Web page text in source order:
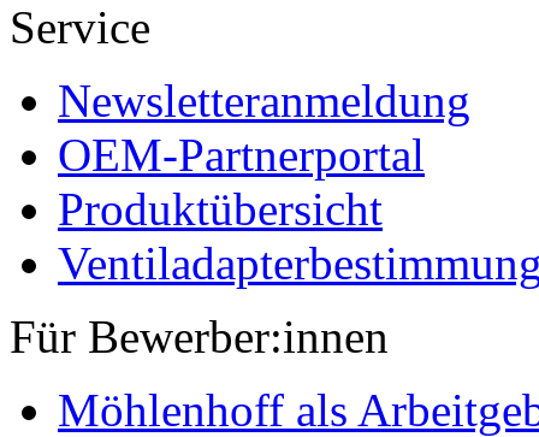
Service
Newsletteranmeldung
OEM-Partnerportal
Produktübersicht
Für Bewerber:innen
Möhlenhoff als